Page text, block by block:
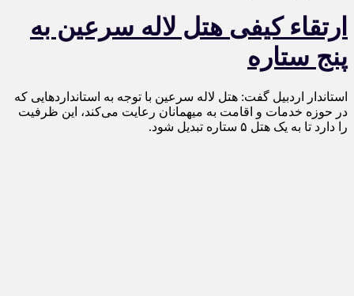
ارتقاء کیفی هتل لاله سرعین به
پنج ستاره
استاندار اردبیل گفت: هتل لاله سرعین با توجه به استانداردهایی که
در حوزه خدمات و اقامت به میهمانان رعایت می‌کند، این ظرفیت
را دارد تا به یک هتل ۵ ستاره تبدیل شود.